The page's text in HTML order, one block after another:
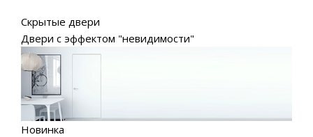
Скрытые двери
Двери с эффектом "невидимости"
Новинка